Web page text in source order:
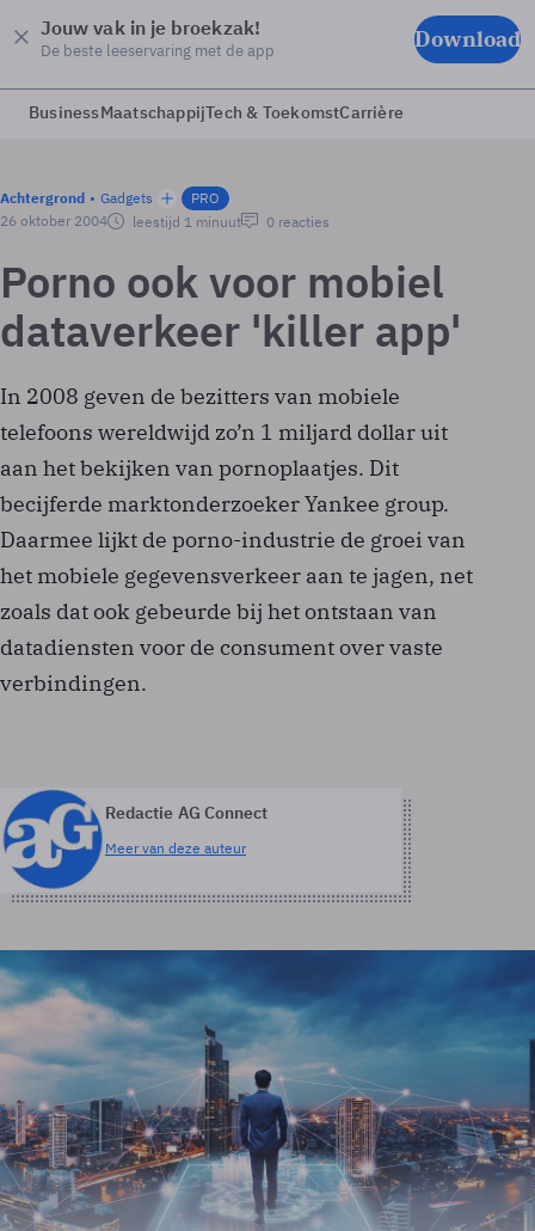
Jouw vak in je broekzak!
De beste leeservaring met de app Download
BusinessMaatschappijTech & ToekomstCarrière
Achtergrond Gadgets
PRO
26 oktober 2004
leestijd 1 minuut 0 reacties
Porno ook voor mobiel
dataverkeer 'killer app'
In 2008 geven de bezitters van mobiele
telefoons wereldwijd zo’n 1 miljard dollar uit
aan het bekijken van pornoplaatjes. Dit
becijferde marktonderzoeker Yankee group.
Daarmee lijkt de porno-industrie de groei van
het mobiele gegevensverkeer aan te jagen, net
zoals dat ook gebeurde bij het ontstaan van
datadiensten voor de consument over vaste
verbindingen.
Redactie AG Connect
Meer van deze auteur